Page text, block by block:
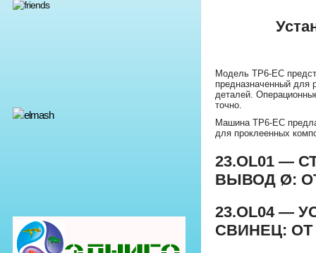
Модель TP6-EC
предназначенный для
деталей.
точно.
Машина TP6-EC
для проклеенных
23.OL01 —
ВЫВОД Ø:
23.OL04 —
СВИНЕЦ: ОТ